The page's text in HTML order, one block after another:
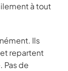
à tout
Ils
repartent
Pas de